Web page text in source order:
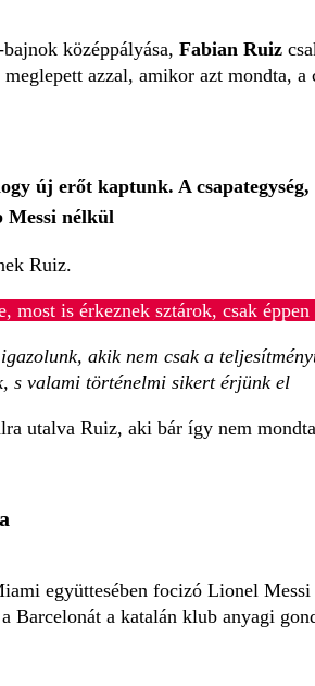
középpályása, Fabian Ruiz
azzal, amikor azt mondta,
új erőt kaptunk. A
Messi nélkül
Ruiz.
most is érkeznek sztárok, csak
akik nem csak a
s valami történelmi sikert érjünk el
utalva Ruiz, aki bár így nem
együttesében focizó Lionel
Barcelonát a katalán klub anyagi